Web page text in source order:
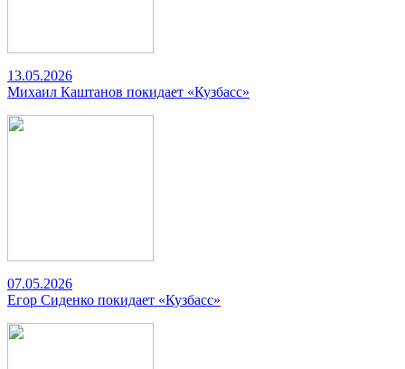
13.05.2026
Михаил Каштанов покидает «Кузбасс»
07.05.2026
Егор Сиденко покидает «Кузбасс»